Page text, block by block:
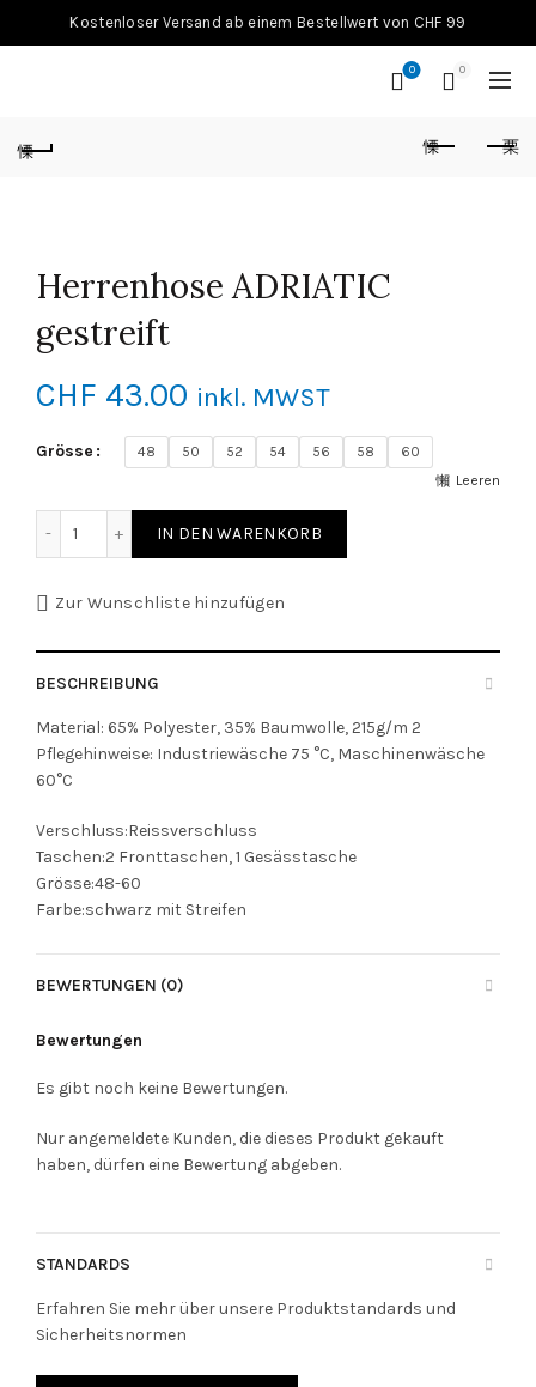
Kostenloser Versand ab einem Bestellwert von CHF 99
0 0
Herrenhose ADRIATIC
gestreift
CHF 43.00 inkl. MWST
Grösse 48 50 52 54 56 58
60
Leeren
IN DEN WARENKORB
Zur Wunschliste hinzufügen
BESCHREIBUNG
Material: 65% Polyester, 35% Baumwolle, 215g/m 2
Pflegehinweise: Industriewäsche 75 °C, Maschinenwäsche
60°C
Verschluss:Reissverschluss
Taschen:2 Fronttaschen, 1 Gesässtasche
Grösse:48-60
Farbe:schwarz mit Streifen
BEWERTUNGEN (0)
Bewertungen
Es gibt noch keine Bewertungen.
Nur angemeldete Kunden, die dieses Produkt gekauft
haben, dürfen eine Bewertung abgeben.
STANDARDS
Erfahren Sie mehr über unsere Produktstandards und
Sicherheitsnormen